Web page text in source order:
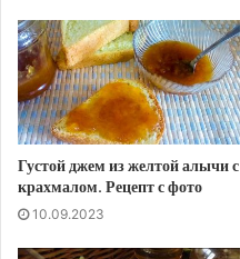
Густой джем из желтой алычи с
крахмалом. Рецепт с фото
10.09.2023